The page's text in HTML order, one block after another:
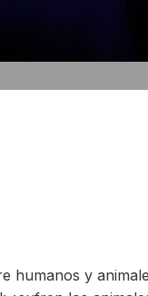
humanos y